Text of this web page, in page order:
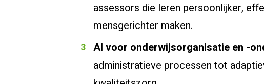
assessors die leren persoonlijker,
mensgerichter maken.
AI voor onderwijsorganisatie en -
administratieve processen tot